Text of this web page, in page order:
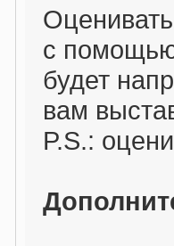
с помощью
будет
вам
P.S.: